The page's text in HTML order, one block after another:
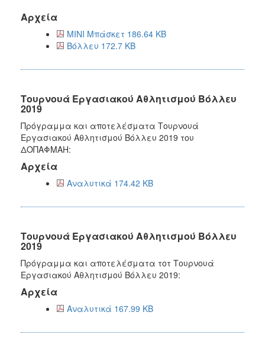
Αρχεία
ΜΙΝΙ Μπάσκετ 186.64 KB
Βόλλευ 172.7 KB
Τουρνουά Εργασιακού Αθλητισμού Βόλλευ
2019
Πρόγραμμα και αποτελέσματα Τουρνουά
Εργασιακού Αθλητισμού Βόλλευ 2019 του
ΔΟΠΑΦΜΑΗ:
Αρχεία
Αναλυτικά 174.42 KB
Τουρνουά Εργασιακού Αθλητισμού Βόλλευ
2019
Πρόγραμμα και αποτελέσματα τοτ Τουρνουά
Εργασιακού Αθλητισμού Βόλλευ 2019:
Αρχεία
Αναλυτικά 167.99 KB